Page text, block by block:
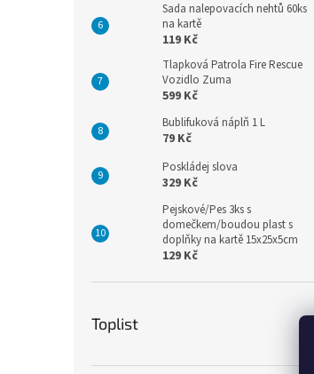
Sada nalepovacích nehtů 60ks
na kartě
119 Kč
Tlapková Patrola Fire Rescue
Vozidlo Zuma
599 Kč
Bublifuková náplň 1 L
79 Kč
Poskládej slova
329 Kč
Pejskové/Pes 3ks s
domečkem/boudou plast s
doplňky na kartě 15x25x5cm
129 Kč
Toplist